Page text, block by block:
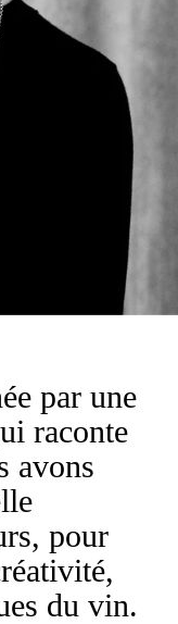
par une
raconte
avons
pour
du vin.